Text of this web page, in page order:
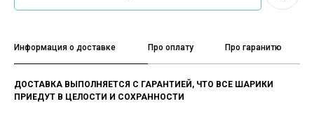
Информация о доставке Про оплату Про гаранитю
ДОСТАВКА ВЫПОЛНЯЕТСЯ С ГАРАНТИЕЙ, ЧТО ВСЕ ШАРИКИ
ПРИЕДУТ В ЦЕЛОСТИ И СОХРАННОСТИ